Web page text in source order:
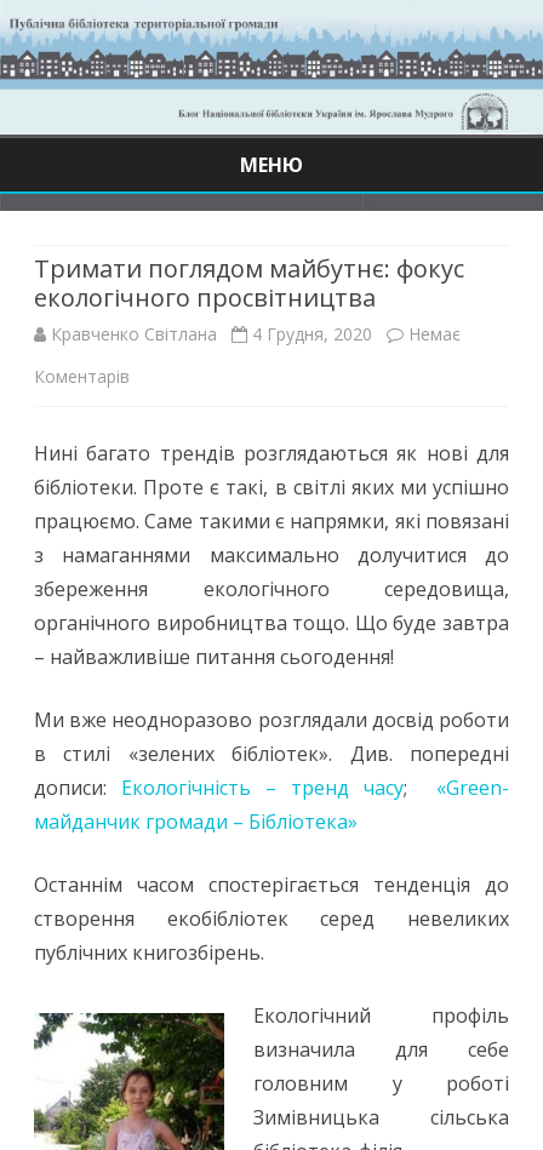
МЕНЮ
Тримати поглядом майбутнє: фокус
екологічного просвітництва
Кравченко Світлана 4 Грудня, 2020
Немає
Коментарів
поглядом
майбутнє:
екологічного
просвітництва
Нині багато трендів розглядаються як нові для
бібліотеки. Проте є такі, в світлі яких ми успішно
працюємо. Саме такими є напрямки, які повязані
з намаганнями максимально долучитися до
збереження екологічного середовища,
органічного виробництва тощо. Що буде завтра
– найважливіше питання сьогодення!
Ми вже неодноразово розглядали досвід роботи
в стилі «зелених бібліотек». Див. попередні
дописи: Екологічність – тренд часу; «Green-
майданчик громади – Бібліотека»
Останнім часом спостерігається тенденція до
створення екобібліотек серед невеликих
публічних книгозбірень.
Екологічний профіль
визначила для себе
головним у роботі
Зимівницька сільська